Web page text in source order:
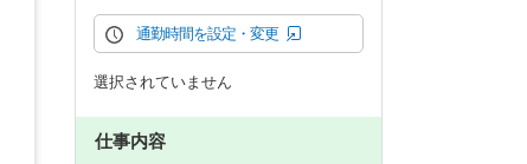
通勤時間を設定・変更
選択されていません
仕事内容